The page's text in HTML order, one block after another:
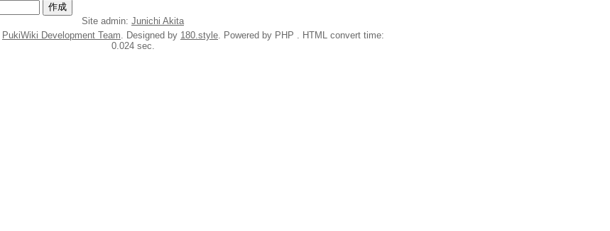
Site admin: Junichi Akita
PukiWiki Development Team. Designed by 180.style. Powered by PHP . HTML convert time:
0.024 sec.